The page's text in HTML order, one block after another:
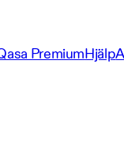
PremiumHjälp